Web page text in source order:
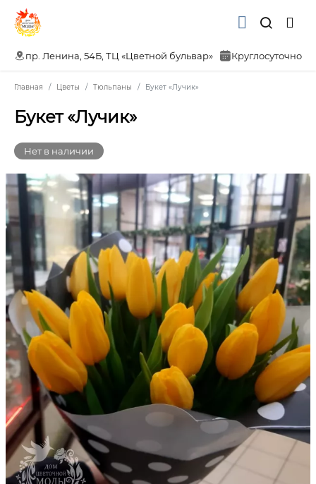
пр. Ленина, 54Б, ТЦ «Цветной бульвар» Круглосуточно
Главная Цветы Тюльпаны Букет «Лучик»
Букет «Лучик»
Нет в наличии